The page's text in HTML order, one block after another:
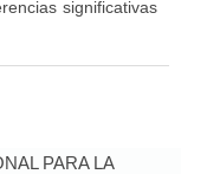
significativas
PARA LA